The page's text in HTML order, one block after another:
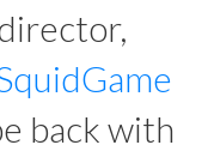
back with